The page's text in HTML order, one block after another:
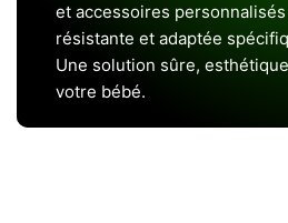
et accessoires
résistante et adaptée
Une solution sûre,
votre bébé.